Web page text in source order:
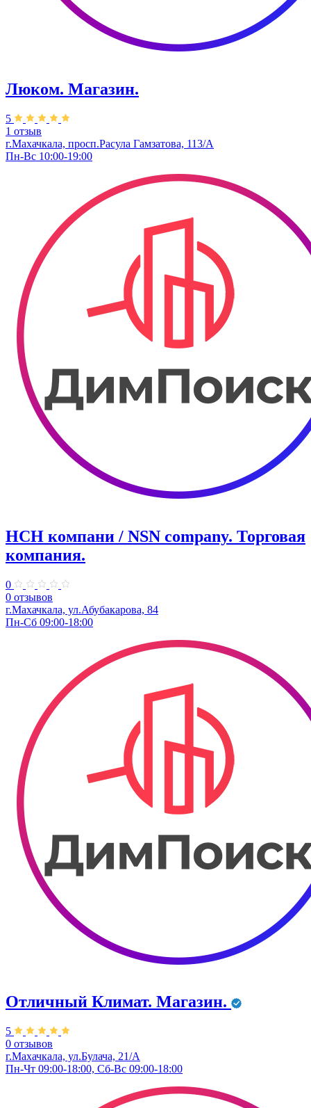
Люком. Магазин.
5
1 отзыв
г.Махачкала, ​просп.Расула Гамзатова, 113/А
Пн-Вс 10:00-19:00
НСН компани / NSN company. ​Торговая
компания.
0
0 отзывов
г.Махачкала, ул.Абубакарова, 84
Пн-Сб 09:00-18:00
Отличный Климат. Магазин.
5
0 отзывов
г.Махачкала, ул.Булача, 21/А
Пн-Чт 09:00-18:00, Сб-Вс 09:00-18:00